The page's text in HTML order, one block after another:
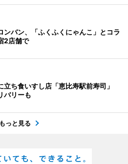
ンバン、「ふくふくにゃんこ」とコラ
2店舗で
立ち食いすし店「恵比寿駅前寿司」
バリーも
もっと見る